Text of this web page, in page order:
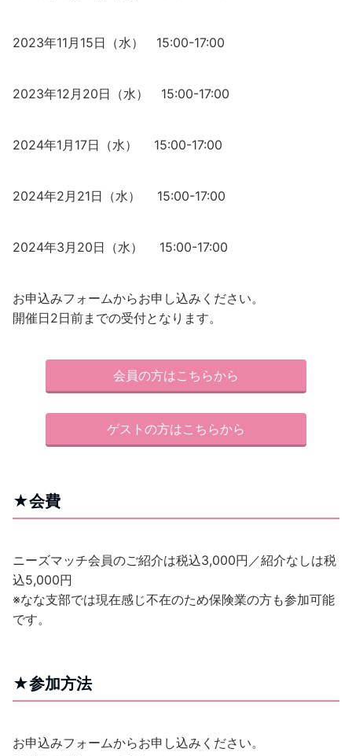
2023年11月15日（水） 15:00-17:00
2023年12月20日（水） 15:00-17:00
2024年1月17日（水） 15:00-17:00
2024年2月21日（水） 15:00-17:00
2024年3月20日（水） 15:00-17:00
お申込みフォームからお申し込みください。
開催日2日前までの受付となります。
会員の方はこちらから
ゲストの方はこちらから
★会費
ニーズマッチ会員のご紹介は税込3,000円／紹介なしは税
込5,000円
※なな支部では現在感じ不在のため保険業の方も参加可能
です。
★参加方法
お申込みフォームからお申し込みください。